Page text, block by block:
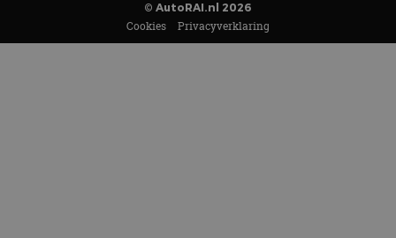
© AutoRAI.nl 2026
Cookies Privacyverklaring